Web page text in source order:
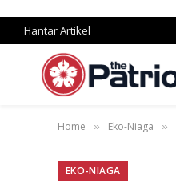
Hantar Artikel
Home » Eko-Niaga »
EKO-NIAGA